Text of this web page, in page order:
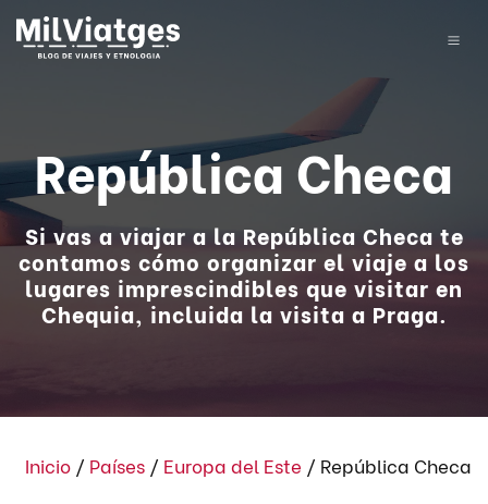
República Checa
Si vas a viajar a la República Checa te
contamos cómo organizar el viaje a los
lugares imprescindibles que visitar en
Chequia, incluida la visita a Praga.
Inicio / Países / Europa del Este / República Checa